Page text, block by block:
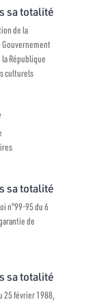
sa totalité
de la
République
culturels
sa totalité
n°99-95 du 6
de
sa totalité
25 février 1988,